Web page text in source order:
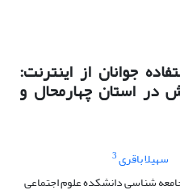
جوانان از اینترنت:
در استان چهارمحال و
سهیلا باقری3
شناسی دانشکده علوم اجتماعی